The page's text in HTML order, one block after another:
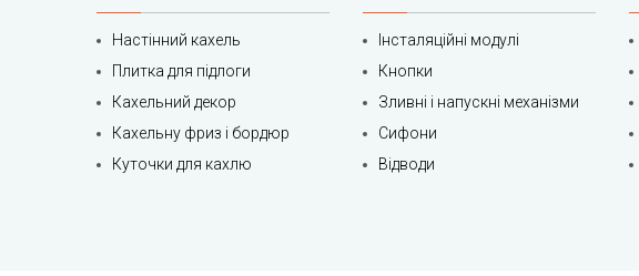
Настінний кахель
Плитка для підлоги
Кахельний декор
Кахельну фриз і бордюр
Куточки для кахлю
Інсталяційні модулі
Кнопки
Зливні і напускні механізми
Сифони
Відводи